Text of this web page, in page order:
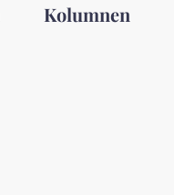
Kolumnen